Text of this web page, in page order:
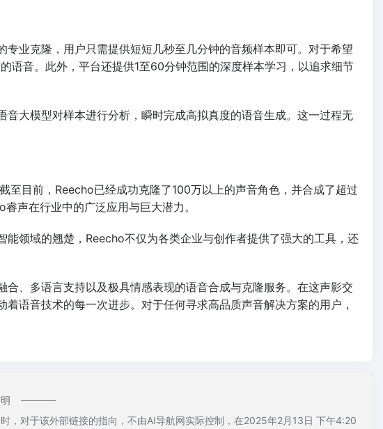
业克隆，用户只需提供短短几秒至几分钟的音频样本即可。对于希望
语音。此外，平台还提供1至60分钟范围的深度样本学习，以追求细节
大模型对样本进行分析，瞬时完成高拟真度的语音生成。这一过程无
目前，Reecho已经成功克隆了100万以上的声音角色，并合成了超过
声在行业中的广泛应用与巨大潜力。
领域的翘楚，Reecho不仅为各类企业与创作者提供了强大的工具，还
、多语言支持以及极具情感表现的语音合成与克隆服务。在这声影交
语音技术的每一次进步。对于任何寻求高品质声音解决方案的用户，
，对于该外部链接的指向，不由AI导航网实际控制，在2025年2月13日 下午4:20